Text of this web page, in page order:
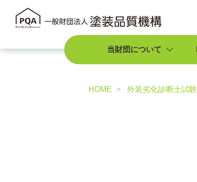
当財団について
HOME 外装劣化診断士試験